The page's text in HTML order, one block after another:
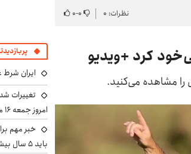
نظرات: ۰ ۰-۰
کرد +ویدیو
را مشاهده می‌کنید.
ایران شرط
تغییرات
امروز جمعه ۱۶ مرداد ۱۴۰۵ را ببینند
خبر مهم
باید ۵ سال بیشتر کار کنند